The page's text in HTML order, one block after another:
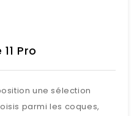
Pro
une sélection
parmi les coques,